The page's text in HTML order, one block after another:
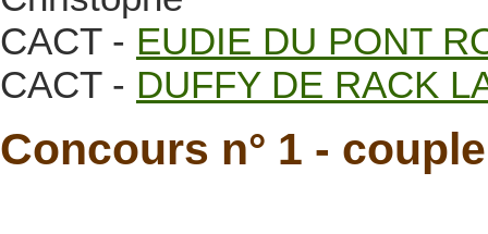
CACT - EUDIE DU PONT
CACT - DUFFY DE RACK
Concours n° 1 -